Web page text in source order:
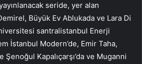
seride, yer alan
Büyük Ev Ablukada ve Lara Di
santralistanbul Enerji
İstanbul Modern’de, Emir Taha,
Şenoğul Kapalıçarşı’da ve Muganni